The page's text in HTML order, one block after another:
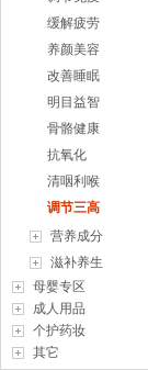
缓解疲劳
养颜美容
改善睡眠
明目益智
骨骼健康
抗氧化
清咽利喉
调节三高
营养成分
滋补养生
母婴专区
成人用品
个护药妆
其它